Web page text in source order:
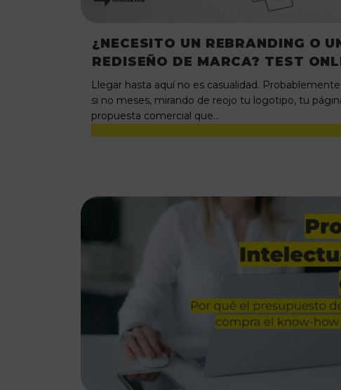
¿NECESITO UN REBRANDING O
REDISEÑO DE MARCA? TEST
Llegar hasta aquí no es casualidad.
si no meses, mirando de reojo tu logotipo, tu
propuesta comercial que…